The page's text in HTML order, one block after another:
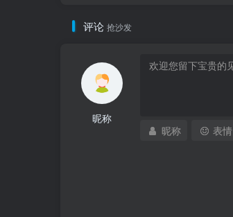
评论 抢沙发
昵称
昵称 表情